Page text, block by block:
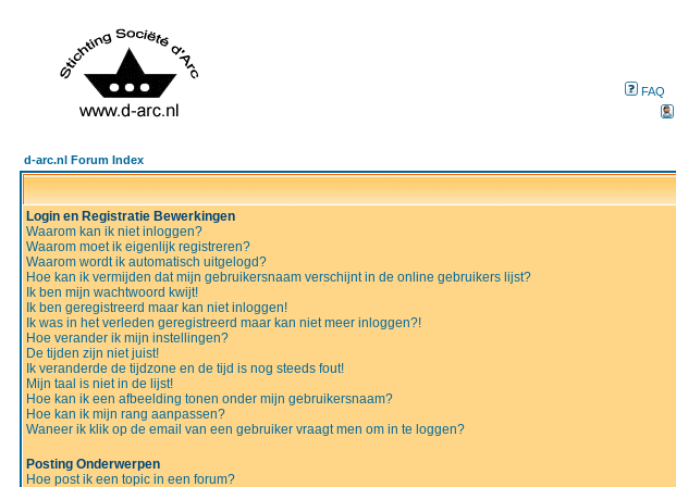
FAQ
d-arc.nl Forum Index
Login en Registratie Bewerkingen
Waarom kan ik niet inloggen?
Waarom moet ik eigenlijk registreren?
Waarom wordt ik automatisch uitgelogd?
Hoe kan ik vermijden dat mijn gebruikersnaam verschijnt in de online gebruikers lijst?
Ik ben mijn wachtwoord kwijt!
Ik ben geregistreerd maar kan niet inloggen!
Ik was in het verleden geregistreerd maar kan niet meer inloggen?!
Hoe verander ik mijn instellingen?
De tijden zijn niet juist!
Ik veranderde de tijdzone en de tijd is nog steeds fout!
Mijn taal is niet in de lijst!
Hoe kan ik een afbeelding tonen onder mijn gebruikersnaam?
Hoe kan ik mijn rang aanpassen?
Waneer ik klik op de email van een gebruiker vraagt men om in te loggen?
Posting Onderwerpen
Hoe post ik een topic in een forum?